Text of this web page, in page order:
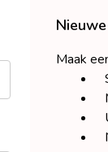
Maak